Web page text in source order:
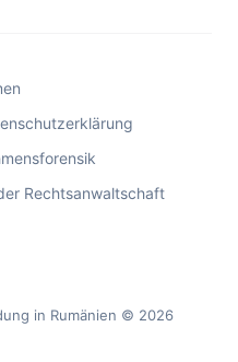
Rechtsanwaltschaft
in Rumänien © 2026